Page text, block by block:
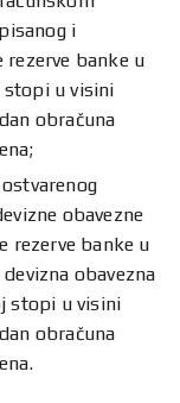
i
rezerve banke u
u visini
obračuna
obavezne
rezerve banke u
obavezna
stopi u visini
obračuna